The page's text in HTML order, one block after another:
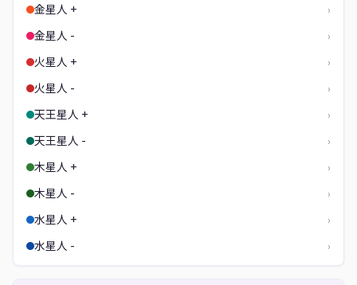
金星人 + ›
金星人 - ›
火星人 + ›
火星人 - ›
天王星人 + ›
天王星人 - ›
木星人 + ›
木星人 - ›
水星人 + ›
水星人 - ›